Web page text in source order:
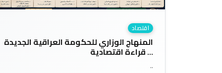
اقتصاد
المنهاج الوزاري للحكومة العراقية الجديدة
... قراءة اقتصادية
..